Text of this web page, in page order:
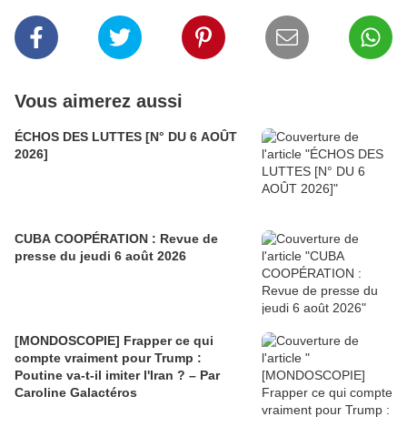
Vous aimerez aussi
ÉCHOS DES LUTTES [N° DU 6 AOÛT
2026]
CUBA COOPÉRATION : Revue de
presse du jeudi 6 août 2026
[MONDOSCOPIE] Frapper ce qui
compte vraiment pour Trump :
Poutine va-t-il imiter l'Iran ? – Par
Caroline Galactéros